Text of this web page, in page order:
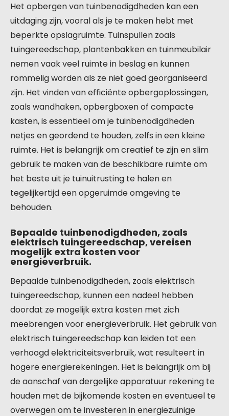
Het opbergen van tuinbenodigdheden kan een
uitdaging zijn, vooral als je te maken hebt met
beperkte opslagruimte. Tuinspullen zoals
tuingereedschap, plantenbakken en tuinmeubilair
nemen vaak veel ruimte in beslag en kunnen
rommelig worden als ze niet goed georganiseerd
zijn. Het vinden van efficiënte opbergoplossingen,
zoals wandhaken, opbergboxen of compacte
kasten, is essentieel om je tuinbenodigdheden
netjes en geordend te houden, zelfs in een kleine
ruimte. Het is belangrijk om creatief te zijn en slim
gebruik te maken van de beschikbare ruimte om
het beste uit je tuinuitrusting te halen en
tegelijkertijd een opgeruimde omgeving te
behouden.
Bepaalde tuinbenodigdheden, zoals
elektrisch tuingereedschap, vereisen
mogelijk extra kosten voor
energieverbruik.
Bepaalde tuinbenodigdheden, zoals elektrisch
tuingereedschap, kunnen een nadeel hebben
doordat ze mogelijk extra kosten met zich
meebrengen voor energieverbruik. Het gebruik van
elektrisch tuingereedschap kan leiden tot een
verhoogd elektriciteitsverbruik, wat resulteert in
hogere energierekeningen. Het is belangrijk om bij
de aanschaf van dergelijke apparatuur rekening te
houden met de bijkomende kosten en eventueel te
overwegen om te investeren in energiezuinige